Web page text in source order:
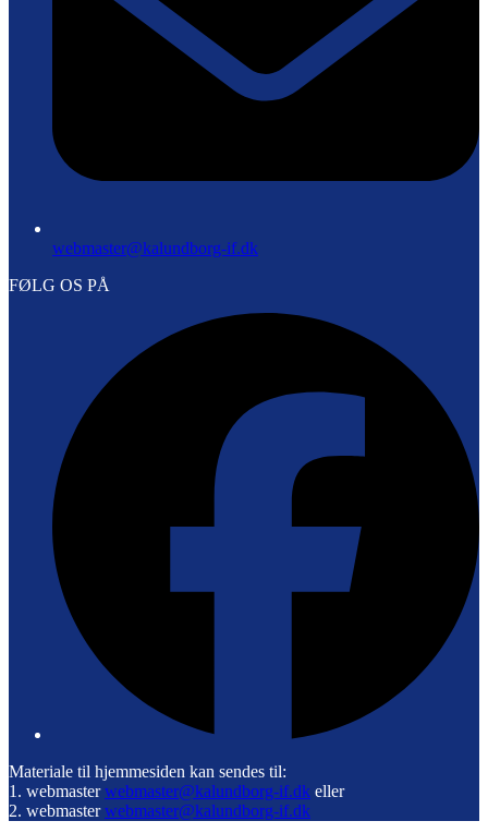
webmaster@kalundborg-if.dk
FØLG OS PÅ
Materiale til hjemmesiden kan sendes til:
1. webmasterwebmaster@kalundborg-if.dk eller
2. webmasterwebmaster@kalundborg-if.dk